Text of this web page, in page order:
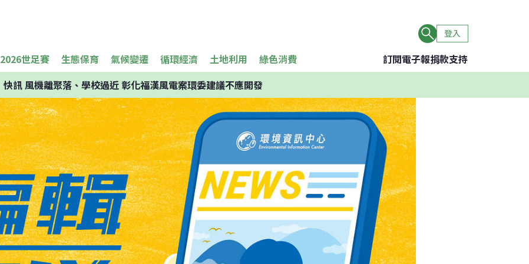
登入
2026世足賽 生態保育 氣候變遷 循環經濟 土地利用 綠色消費 訂閱電子報捐款支持
快訊風機離聚落、學校過近 彰化福漢風電案環委建議不應開發